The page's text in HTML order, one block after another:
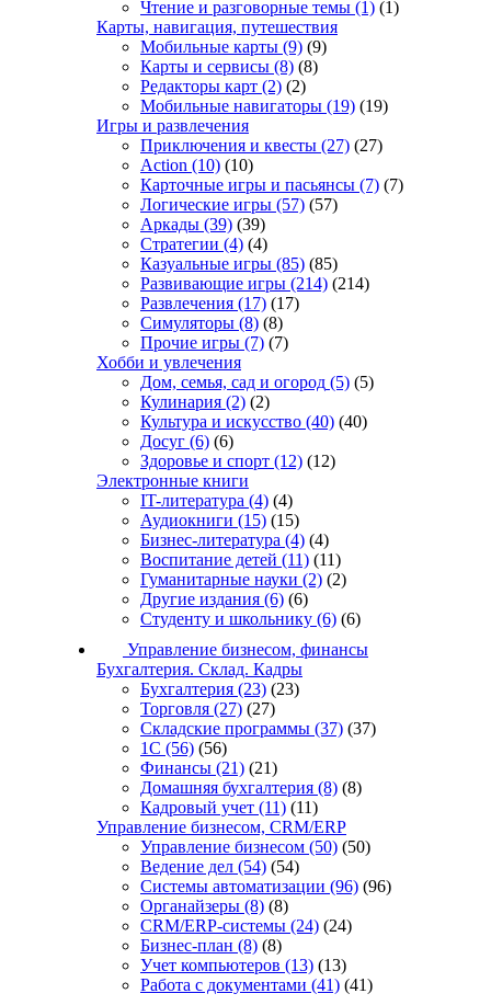
Чтение и разговорные темы (1) (1)
Карты, навигация, путешествия
Мобильные карты (9) (9)
Карты и сервисы (8) (8)
Редакторы карт (2) (2)
Мобильные навигаторы (19) (19)
Игры и развлечения
Приключения и квесты (27) (27)
Action (10) (10)
Карточные игры и пасьянсы (7) (7)
Логические игры (57) (57)
Аркады (39) (39)
Стратегии (4) (4)
Казуальные игры (85) (85)
Развивающие игры (214) (214)
Развлечения (17) (17)
Симуляторы (8) (8)
Прочие игры (7) (7)
Хобби и увлечения
Дом, семья, сад и огород (5) (5)
Кулинария (2) (2)
Культура и искусство (40) (40)
Досуг (6) (6)
Здоровье и спорт (12) (12)
Электронные книги
IT-литература (4) (4)
Аудиокниги (15) (15)
Бизнес-литература (4) (4)
Воспитание детей (11) (11)
Гуманитарные науки (2) (2)
Другие издания (6) (6)
Студенту и школьнику (6) (6)
Управление бизнесом, финансы
Бухгалтерия. Склад. Кадры
Бухгалтерия (23) (23)
Торговля (27) (27)
Складские программы (37) (37)
1С (56) (56)
Финансы (21) (21)
Домашняя бухгалтерия (8) (8)
Кадровый учет (11) (11)
Управление бизнесом, CRM/ERP
Управление бизнесом (50) (50)
Ведение дел (54) (54)
Системы автоматизации (96) (96)
Органайзеры (8) (8)
CRM/ERP-системы (24) (24)
Бизнес-план (8) (8)
Учет компьютеров (13) (13)
Работа с документами (41) (41)